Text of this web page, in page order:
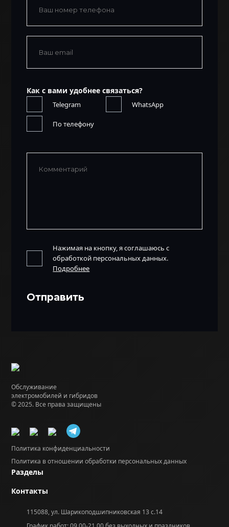
Как с вами удобнее связаться?
Telegram WhatsApp
По телефону
Нажимая на кнопку, я соглашаюсь с
обработкой персональных данных.
Подробнее
Обслуживание
электромобилей и гибридов
© 2025. Все права защищены
Политика конфиденциальности
Политика в отношении обработки персональных данных
Разделы
Контакты
115088, ул. Шарикоподшипниковская 13 с.14